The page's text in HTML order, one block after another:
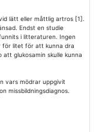
lätt eller måttlig artros [1].
Endst en studie
i litteraturen. Ingen
för litet för att kunna dra
glukosamin skulle kunna
vars mödrar uppgivit
missbildningsdiagnos.